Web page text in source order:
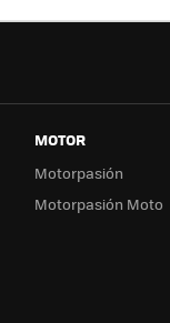
MOTOR
Motorpasión
Motorpasión Moto